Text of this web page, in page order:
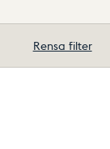
Rensa filter